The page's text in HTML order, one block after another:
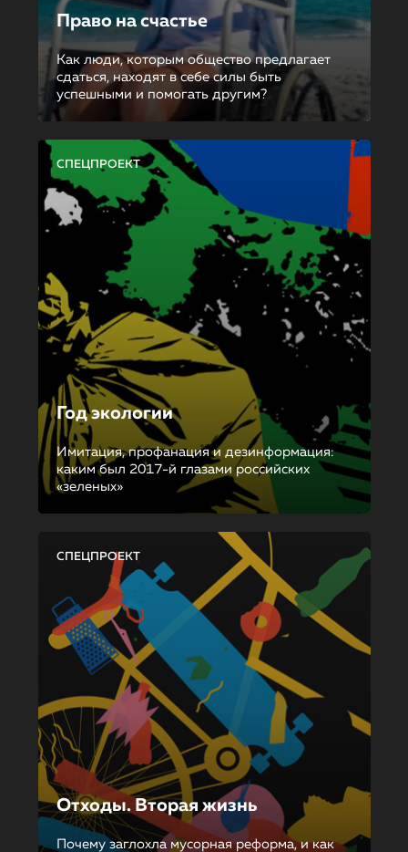
Право на счастье
Как люди, которым общество предлагает
сдаться, находят в себе силы быть
успешными и помогать другим?
СПЕЦПРОЕКТ
Год экологии
Имитация, профанация и дезинформация:
каким был 2017-й глазами российских
«зеленых»
СПЕЦПРОЕКТ
Отходы. Вторая жизнь
Почему заглохла мусорная реформа, и как